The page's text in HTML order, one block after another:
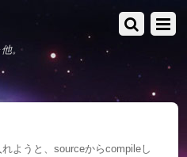
。
ようと、sourceからcompileし